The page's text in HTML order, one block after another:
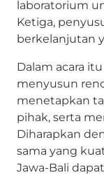
laboratorium
Ketiga,
berkelanjutan
Dalam acara
menyusun
menetapkan
pihak, serta
Diharapkan
sama yang
Jawa-Bali